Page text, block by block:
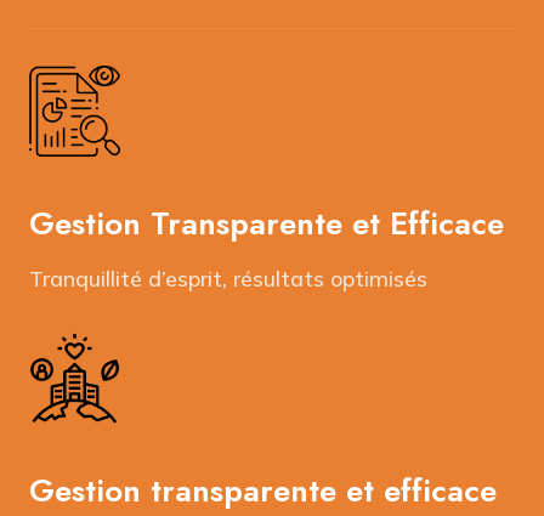
Gestion Transparente et Efficace
Tranquillité d’esprit, résultats optimisés
Gestion transparente et efficace